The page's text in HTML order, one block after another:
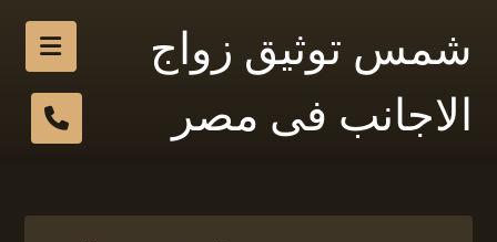
شمس توثيق زواج
الاجانب فى مصر